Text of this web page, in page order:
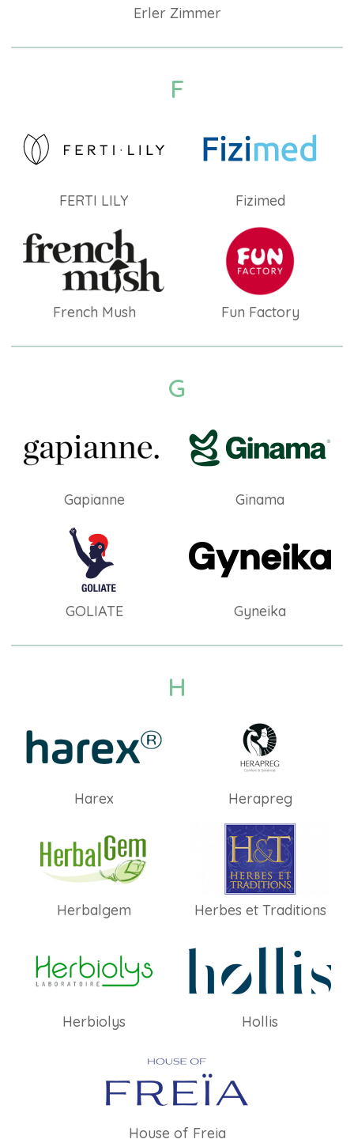
Erler Zimmer
F
FERTI LILY Fizimed
French Mush Fun Factory
G
Gapianne Ginama
GOLIATE Gyneika
H
Harex Herapreg
Herbalgem Herbes et Traditions
Herbiolys Hollis
House of Freia